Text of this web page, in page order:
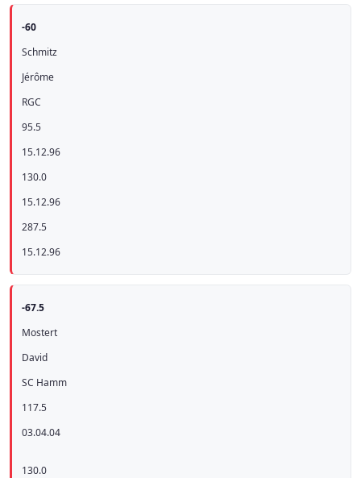
-60
Schmitz
Jérôme
RGC
95.5
15.12.96
130.0
15.12.96
287.5
15.12.96
-67.5
Mostert
David
SC Hamm
117.5
03.04.04
130.0